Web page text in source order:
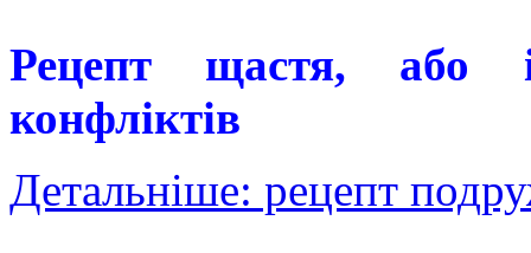
Рецепт щастя, або
конфліктів
Детальніше: рецепт